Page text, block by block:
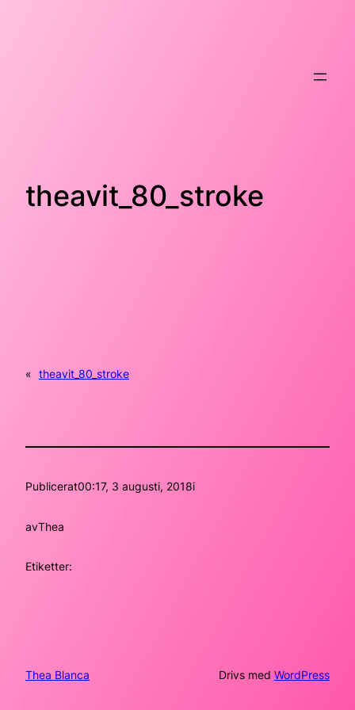
theavit_80_stroke
« theavit_80_stroke
Publicerat00:17, 3 augusti, 2018i
avThea
Etiketter:
Thea Blanca Drivs med WordPress